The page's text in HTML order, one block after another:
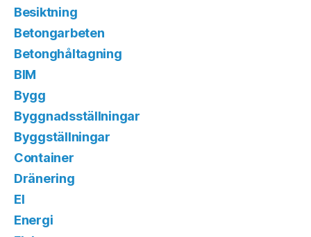
Besiktning
Betongarbeten
Betonghåltagning
BIM
Bygg
Byggnadsställningar
Byggställningar
Container
Dränering
El
Energi